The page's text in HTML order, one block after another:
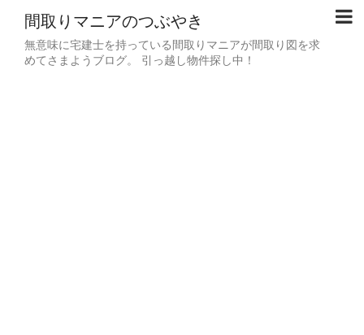
間取りマニアのつぶやき
無意味に宅建士を持っている間取りマニアが間取り図を求
めてさまようブログ。 引っ越し物件探し中！